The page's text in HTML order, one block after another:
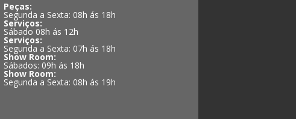
Peças:
Segunda a Sexta: 08h ás 18h
Serviços:
Sábado 08h ás 12h
Serviços:
Segunda a Sexta: 07h ás 18h
Show Room:
Sábados: 09h ás 18h
Show Room:
Segunda a Sexta: 08h ás 19h